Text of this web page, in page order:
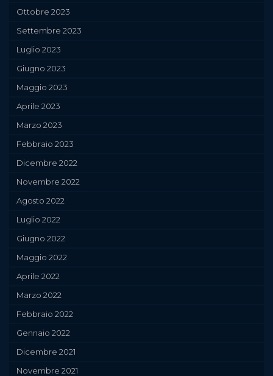
Ottobre 2023
Settembre 2023
Luglio 2023
Giugno 2023
Maggio 2023
Aprile 2023
Marzo 2023
Febbraio 2023
Dicembre 2022
Novembre 2022
Agosto 2022
Luglio 2022
Giugno 2022
Maggio 2022
Aprile 2022
Marzo 2022
Febbraio 2022
Gennaio 2022
Dicembre 2021
Novembre 2021